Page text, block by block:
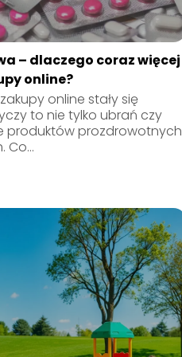
– dlaczego coraz więcej
online?
online stały się
to nie tylko ubrań czy
produktów prozdrowotnych
Co...